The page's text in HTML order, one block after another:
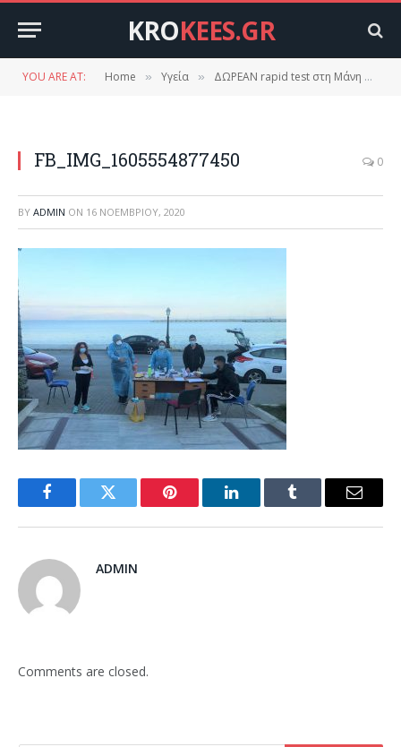
KROKEES.GR
YOU ARE AT: Home » Υγεία » ΔΩΡΕΑΝ rapid test στη Μάνη από την Κινητή Ομάδα Υγείας (ΚΟΜΥ) του Κέντρου Υγείας Αρεόπολης.
FB_IMG_1605554877450 0
BY ADMIN ON 16 ΝΟΕΜΒΡΊΟΥ, 2020
FacebookTwitter Pinterest LinkedInTumblr Email
ADMIN
Comments are closed.